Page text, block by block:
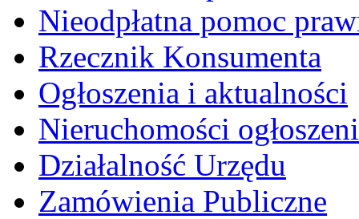
Nieodpłatna pomoc
Rzecznik Konsumenta
Ogłoszenia i aktualności
Nieruchomości
Działalność Urzędu
Zamówienia Publiczne